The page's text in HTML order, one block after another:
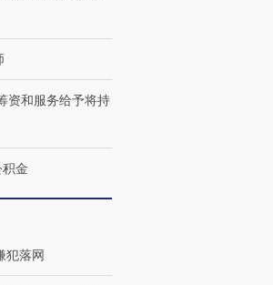
资和服务给予将持
积金
犯落网